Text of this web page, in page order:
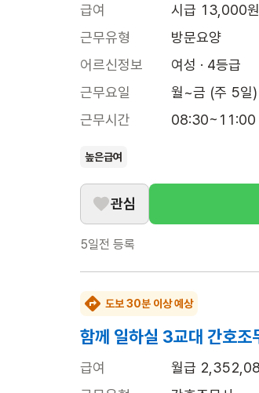
급여
시급 13,000
근무유형
방문요양
어르신정보
여성 · 4등급
근무요일
월~금 (주 5일)
근무시간
08:30~11:00
높은급여
관심
5일전 등록
도보 30분 이상 예상
함께 일하실 3교대 간호조
급여
월급